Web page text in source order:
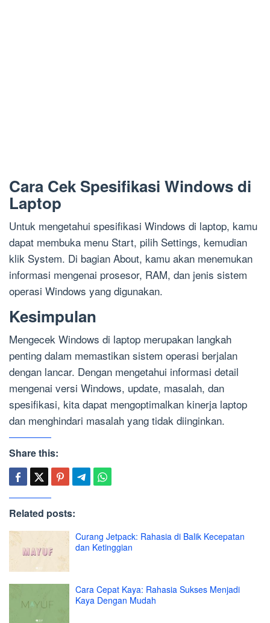
Cara Cek Spesifikasi Windows di
Laptop
Untuk mengetahui spesifikasi Windows di laptop, kamu
dapat membuka menu Start, pilih Settings, kemudian
klik System. Di bagian About, kamu akan menemukan
informasi mengenai prosesor, RAM, dan jenis sistem
operasi Windows yang digunakan.
Kesimpulan
Mengecek Windows di laptop merupakan langkah
penting dalam memastikan sistem operasi berjalan
dengan lancar. Dengan mengetahui informasi detail
mengenai versi Windows, update, masalah, dan
spesifikasi, kita dapat mengoptimalkan kinerja laptop
dan menghindari masalah yang tidak diinginkan.
Share this:
Related posts:
Curang Jetpack: Rahasia di Balik Kecepatan
dan Ketinggian
Cara Cepat Kaya: Rahasia Sukses Menjadi
Kaya Dengan Mudah